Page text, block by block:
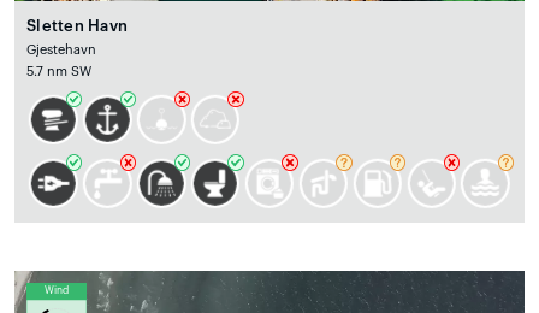
Sletten Havn
Gjestehavn
5.7 nm SW
Wind